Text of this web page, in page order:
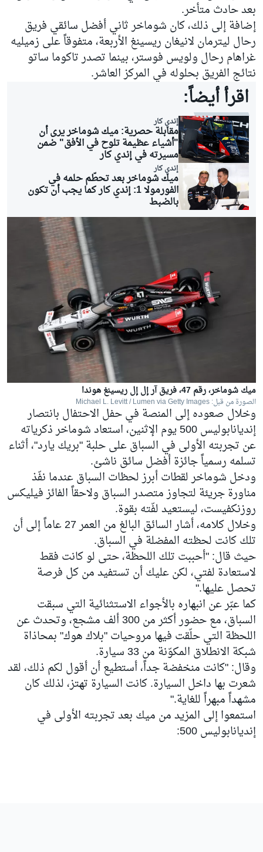
بعد حادث متأخر.
إضافة إلى ذلك، كان شوماخر ثاني أفضل سائقي فريق
رحال ليترمان لانيغان ريسينغ الأربعة، متفوقاً على زميليه
غراهام رحال ولويس فوستر، بينما تصدرتاكوما ساتو
نتائج الفريق بحلوله في المركز العاشر.
اقرأ أيضاً:
إندي كار
مقابلة حصرية: ميك شوماخر يرى أن
"أشياء عظيمة تلوح في الأفق" ضمن
مسيرته في إندي كار
إندي كار
ميك شوماخر بعد تحطّم حلمه في
الفورمولا 1: إندي كار كما يجب أن تكون
بالضبط
ميك شوماخر، رقم 47، فريق آر إل إل ريسينغ هوندا
الصورة من قبل: Michael L. Levitt / Lumen via Getty Images
وخلال صعوده إلى المنصة في حفل الاحتفال بانتصار
إنديانابوليس 500 يوم الإثنين، استعاد شوماخر ذكرياته
عن تجربته الأولى في السباق على حلبة "بريك يارد"، أثناء
تسلمه رسمياً جائزة أفضل سائق ناشئ.
ودخل شوماخر لقطات أبرز لحظات السباق عندما نفّذ
مناورة جريئة لتجاوز متصدر السباق ولاحقاً الفائز فيليكس
روزنكفيست، ليستعيد لفّته بقوة.
وخلال كلامه، أشار السائق البالغ من العمر 27 عاماً إلى أن
تلك كانت لحظته المفضلة في السباق.
حيث قال: "أحببت تلك اللحظة، حتى لو كانت فقط
لاستعادة لفتي، لكن عليك أن تستفيد من كل فرصة
تحصل عليها."
كما عبّر عن انبهاره بالأجواء الاستثنائية التي سبقت
السباق، مع حضور أكثر من 300 ألف مشجع، وتحدث عن
اللحظة التي حلّقت فيها مروحيات "بلاك هوك" بمحاذاة
شبكة الانطلاق المكوّنة من 33 سيارة.
وقال: "كانت منخفضة جداً، أستطيع أن أقول لكم ذلك، لقد
شعرت بها داخل السيارة. كانت السيارة تهتز، لذلك كان
مشهداً مبهراً للغاية."
استمعوا إلى المزيد من ميك بعد تجربته الأولى في
إنديانابوليس 500: